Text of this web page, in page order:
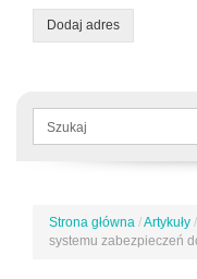
Dodaj adres
Formularz
Jesteś
tutaj
Strona główna /Artykuły /
systemu zabezpieczeń